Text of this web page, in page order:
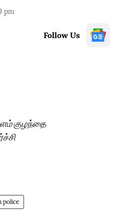
pm
Follow Us
குழந்தை
police